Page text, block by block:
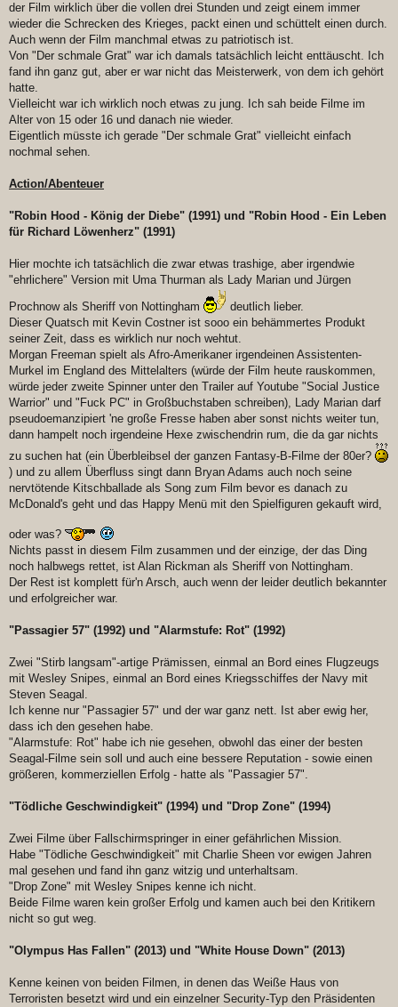
der Film wirklich über die vollen drei Stunden und zeigt einem immer
wieder die Schrecken des Krieges, packt einen und schüttelt einen durch.
Auch wenn der Film manchmal etwas zu patriotisch ist.
Von "Der schmale Grat" war ich damals tatsächlich leicht enttäuscht. Ich
fand ihn ganz gut, aber er war nicht das Meisterwerk, von dem ich gehört
hatte.
Vielleicht war ich wirklich noch etwas zu jung. Ich sah beide Filme im
Alter von 15 oder 16 und danach nie wieder.
Eigentlich müsste ich gerade "Der schmale Grat" vielleicht einfach
nochmal sehen.
Action/Abenteuer
"Robin Hood - König der Diebe" (1991) und "Robin Hood - Ein Leben
für Richard Löwenherz" (1991)
Hier mochte ich tatsächlich die zwar etwas trashige, aber irgendwie
"ehrlichere" Version mit Uma Thurman als Lady Marian und Jürgen
Prochnow als Sheriff von Nottingham
deutlich lieber.
Dieser Quatsch mit Kevin Costner ist sooo ein behämmertes Produkt
seiner Zeit, dass es wirklich nur noch wehtut.
Morgan Freeman spielt als Afro-Amerikaner irgendeinen Assistenten-
Murkel im England des Mittelalters (würde der Film heute rauskommen,
würde jeder zweite Spinner unter den Trailer auf Youtube "Social Justice
Warrior" und "Fuck PC" in Großbuchstaben schreiben), Lady Marian darf
pseudoemanzipiert 'ne große Fresse haben aber sonst nichts weiter tun,
dann hampelt noch irgendeine Hexe zwischendrin rum, die da gar nichts
zu suchen hat (ein Überbleibsel der ganzen Fantasy-B-Filme der 80er?
) und zu allem Überfluss singt dann Bryan Adams auch noch seine
nervtötende Kitschballade als Song zum Film bevor es danach zu
McDonald's geht und das Happy Menü mit den Spielfiguren gekauft wird,
oder was?
Nichts passt in diesem Film zusammen und der einzige, der das Ding
noch halbwegs rettet, ist Alan Rickman als Sheriff von Nottingham.
Der Rest ist komplett für'n Arsch, auch wenn der leider deutlich bekannter
und erfolgreicher war.
"Passagier 57" (1992) und "Alarmstufe: Rot" (1992)
Zwei "Stirb langsam"-artige Prämissen, einmal an Bord eines Flugzeugs
mit Wesley Snipes, einmal an Bord eines Kriegsschiffes der Navy mit
Steven Seagal.
Ich kenne nur "Passagier 57" und der war ganz nett. Ist aber ewig her,
dass ich den gesehen habe.
"Alarmstufe: Rot" habe ich nie gesehen, obwohl das einer der besten
Seagal-Filme sein soll und auch eine bessere Reputation - sowie einen
größeren, kommerziellen Erfolg - hatte als "Passagier 57".
"Tödliche Geschwindigkeit" (1994) und "Drop Zone" (1994)
Zwei Filme über Fallschirmspringer in einer gefährlichen Mission.
Habe "Tödliche Geschwindigkeit" mit Charlie Sheen vor ewigen Jahren
mal gesehen und fand ihn ganz witzig und unterhaltsam.
"Drop Zone" mit Wesley Snipes kenne ich nicht.
Beide Filme waren kein großer Erfolg und kamen auch bei den Kritikern
nicht so gut weg.
"Olympus Has Fallen" (2013) und "White House Down" (2013)
Kenne keinen von beiden Filmen, in denen das Weiße Haus von
Terroristen besetzt wird und ein einzelner Security-Typ den Präsidenten